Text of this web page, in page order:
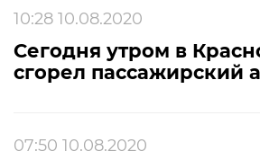
10:28 10.08.2020
Сегодня утром в
сгорел пассажирский
07:50 10.08.2020